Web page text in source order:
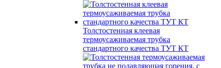
Толстостенная клеевая
термоусаживаемая трубка
стандартного качества ТУТ КТ